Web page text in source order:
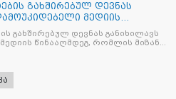
გახშირებულ დევნას
მედიის
გახშირებულ დევნას განიხილავს
წინააღმდეგ, რომლის მიზანი